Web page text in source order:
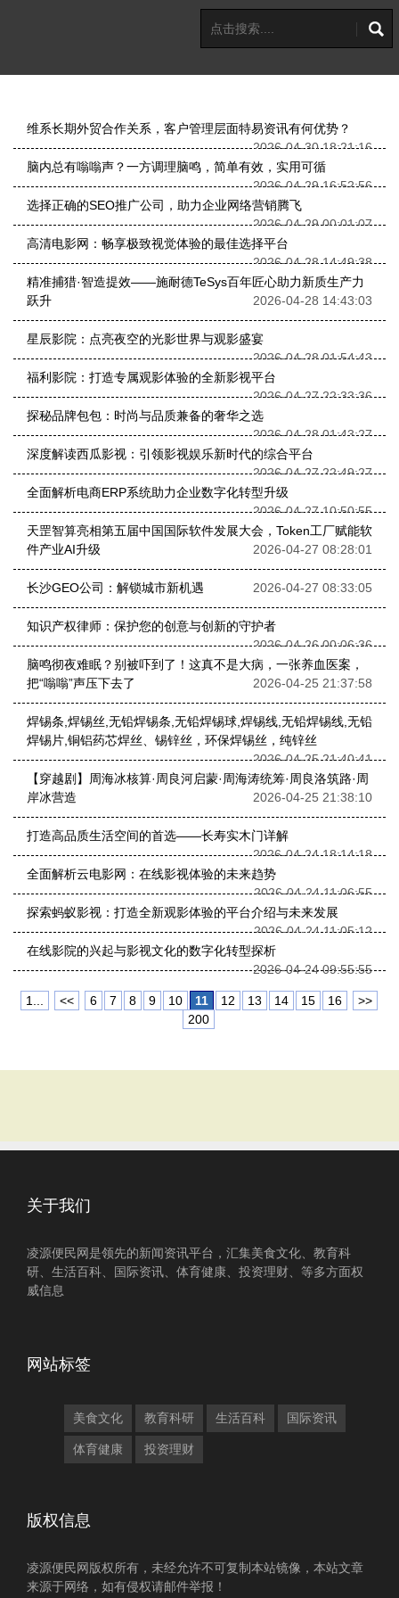
维系长期外贸合作关系，客户管理层面特易资讯有何优势？
2026-04-30 18:21:16
脑内总有嗡嗡声？一方调理脑鸣，简单有效，实用可循
2026-04-29 16:52:56
选择正确的SEO推广公司，助力企业网络营销腾飞
2026-04-29 00:01:07
高清电影网：畅享极致视觉体验的最佳选择平台
2026-04-28 14:49:38
精准捕猎·智造提效——施耐德TeSys百年匠心助力新质生产力
跃升
2026-04-28 14:43:03
星辰影院：点亮夜空的光影世界与观影盛宴
2026-04-28 01:54:43
福利影院：打造专属观影体验的全新影视平台
2026-04-27 22:33:36
探秘品牌包包：时尚与品质兼备的奢华之选
2026-04-28 01:43:27
深度解读西瓜影视：引领影视娱乐新时代的综合平台
2026-04-27 22:49:27
全面解析电商ERP系统助力企业数字化转型升级
2026-04-27 10:50:55
天罡智算亮相第五届中国国际软件发展大会，Token工厂赋能软
件产业AI升级
2026-04-27 08:28:01
长沙GEO公司：解锁城市新机遇 2026-04-27 08:33:05
知识产权律师：保护您的创意与创新的守护者
2026-04-26 00:06:36
脑鸣彻夜难眠？别被吓到了！这真不是大病，一张养血医案，
把“嗡嗡”声压下去了
2026-04-25 21:37:58
焊锡条,焊锡丝,无铅焊锡条,无铅焊锡球,焊锡线,无铅焊锡线,无铅
焊锡片,铜铝药芯焊丝、锡锌丝，环保焊锡丝，纯锌丝
2026-04-25 21:40:41
【穿越剧】周海冰核算·周良河启蒙·周海涛统筹·周良洛筑路·周
岸冰营造
2026-04-25 21:38:10
打造高品质生活空间的首选——长寿实木门详解
2026-04-24 18:14:18
全面解析云电影网：在线影视体验的未来趋势
2026-04-24 11:06:55
探索蚂蚁影视：打造全新观影体验的平台介绍与未来发展
2026-04-24 11:05:12
在线影院的兴起与影视文化的数字化转型探析
2026-04-24 09:55:55
1... << 6 7 8 9 10 11 12 13 14 15 16
>>
200
关于我们
凌源便民网是领先的新闻资讯平台，汇集美食文化、教育科
研、生活百科、国际资讯、体育健康、投资理财、等多方面权
威信息
网站标签
美食文化 教育科研 生活百科 国际资讯
体育健康 投资理财
版权信息
凌源便民网版权所有，未经允许不可复制本站镜像，本站文章
来源于网络，如有侵权请邮件举报！